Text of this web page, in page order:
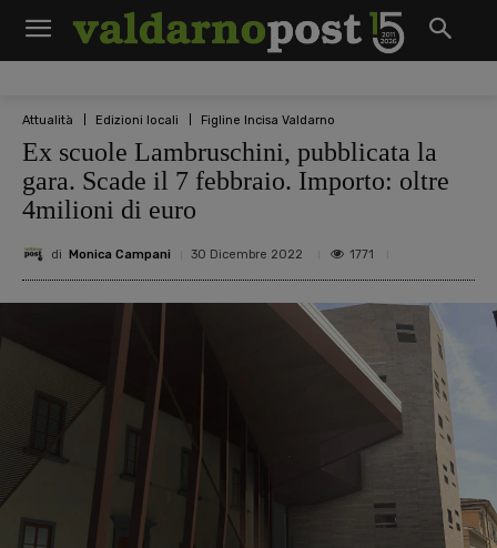
Attualità Edizioni locali Figline Incisa Valdarno
Ex scuole Lambruschini, pubblicata la
gara. Scade il 7 febbraio. Importo: oltre
4milioni di euro
di Monica Campani 30 Dicembre 2022 1771